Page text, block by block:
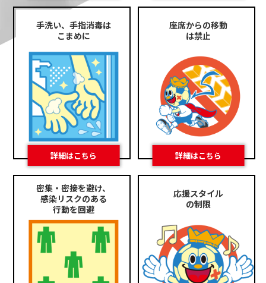
手洗い、手指消毒は
こまめに
座席からの移動
は禁止
密集・密接を避け、
感染リスクのある
行動を回避
応援スタイル
の制限